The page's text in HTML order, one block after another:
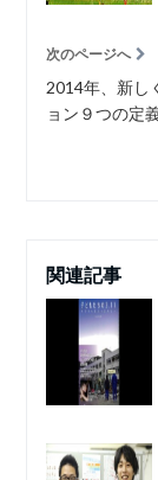
次のページへ
2014年、新し
ョン９つの定
関連記事